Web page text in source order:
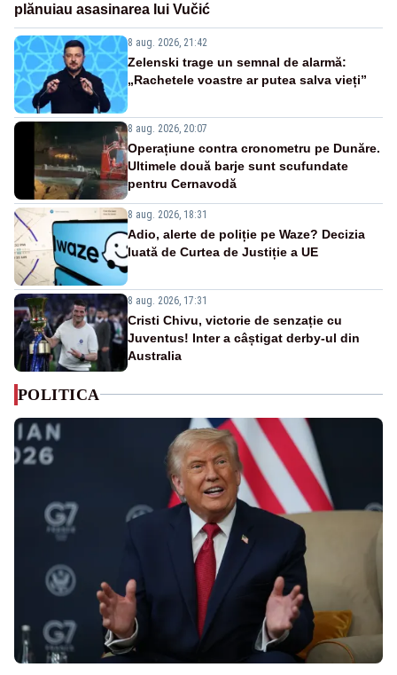
plănuiau asasinarea lui Vučić
8 aug. 2026, 21:42
Zelenski trage un semnal de alarmă:
„Rachetele voastre ar putea salva vieți”
8 aug. 2026, 20:07
Operațiune contra cronometru pe Dunăre.
Ultimele două barje sunt scufundate
pentru Cernavodă
8 aug. 2026, 18:31
Adio, alerte de poliție pe Waze? Decizia
luată de Curtea de Justiție a UE
8 aug. 2026, 17:31
Cristi Chivu, victorie de senzație cu
Juventus! Inter a câștigat derby-ul din
Australia
POLITICA